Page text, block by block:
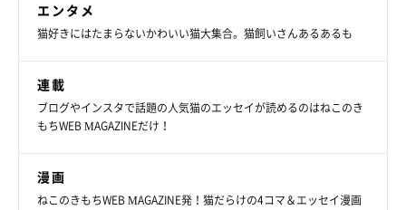
エンタメ
猫好きにはたまらないかわいい猫大集合。猫飼いさんあるあるも
連載
ブログやインスタで話題の人気猫のエッセイが読めるのはねこのき
もちWEB MAGAZINEだけ！
漫画
ねこのきもちWEB MAGAZINE発！猫だらけの4コマ＆エッセイ漫画